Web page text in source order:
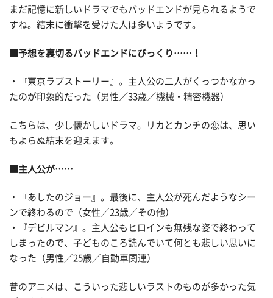
まだ記憶に新しいドラマでもバッドエンドが見られるようで
すね。結末に衝撃を受けた人は多いようです。
■予想を裏切るバッドエンドにびっくり……！
・『東京ラブストーリー』。主人公の二人がくっつかなかっ
たのが印象的だった（男性／33歳／機械・精密機器）
こちらは、少し懐かしいドラマ。リカとカンチの恋は、思い
もよらぬ結末を迎えます。
■主人公が……
・『あしたのジョー』。最後に、主人公が死んだようなシー
ンで終わるので（女性／23歳／その他）
・『デビルマン』。主人公もヒロインも無残な姿で終わって
しまったので、子どものころ読んでいて何とも悲しい思いに
なった（男性／25歳／自動車関連）
昔のアニメは、こういった悲しいラストのものが多かった気